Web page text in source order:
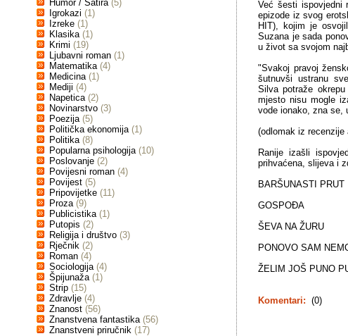
Humor / Satira (5)
Igrokazi (1)
Izreke (1)
Klasika (1)
Krimi (19)
Ljubavni roman (1)
Matematika (4)
Medicina (1)
Mediji (4)
Napetica (2)
Novinarstvo (3)
Poezija (5)
Politička ekonomija (1)
Politika (8)
Popularna psihologija (10)
Poslovanje (2)
Povijesni roman (4)
Povijest (5)
Pripovijetke (11)
Proza (9)
Publicistika (1)
Putopis (2)
Religija i društvo (3)
Rječnik (2)
Roman (4)
Sociologija (4)
Špijunaža (1)
Strip (15)
Zdravlje (4)
Znanost (56)
Znanstvena fantastika (56)
Znanstveni priručnik (17)
Već šesti ispovjedni
epizode iz svog
HIT), kojim je
Suzana je sada
u život sa svojom
"Svakoj pravoj
šutnuvši ustranu
Silva potraže
mjesto nisu mogle
vode ionako, zna se,
(odlomak iz recenzije
Ranije izašli
prihvaćena, slijeva i
BARŠUNASTI PRUT
GOSPOĐA
ŠEVA NA ŽURU
PONOVO SAM
ŽELIM JOŠ PUNO
Komentari: (0)